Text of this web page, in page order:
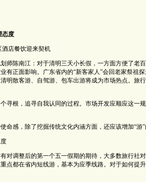
态度
店餐饮迎来契机
师陈南江：对于清明三天小长假，一方面方便了老
有正面影响。广东省内的“新客家人”会回老家祭祖
明散客游、自驾游、包车出游将成为市场热点。旅
寻根，追寻自我认同的过程。市场开发应顺应这一
命感，除了挖掘传统文化内涵方面，还应该增加“游
对调整后的第一个五一假期的期待，大多数旅行社
点都在省内短线游，基本为应季线路。对于如何提